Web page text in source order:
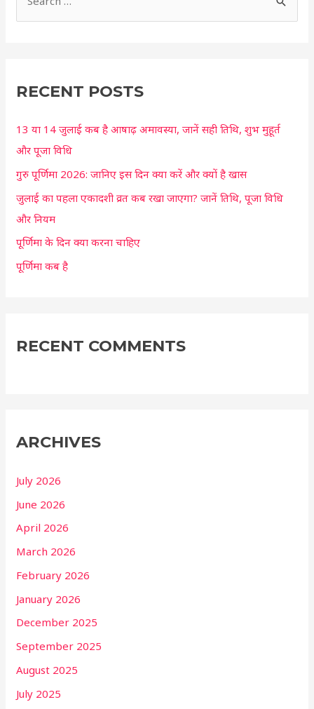
e
c
f
o
r
:
RECENT POSTS
13 या 14 जुलाई कब है आषाढ़ अमावस्या, जानें सही तिथि, शुभ मुहूर्त
और पूजा विधि
गुरु पूर्णिमा 2026: जानिए इस दिन क्या करें और क्यों है खास
जुलाई का पहला एकादशी व्रत कब रखा जाएगा? जानें तिथि, पूजा विधि
और नियम
पूर्णिमा के दिन क्या करना चाहिए
पूर्णिमा कब है
RECENT COMMENTS
ARCHIVES
July 2026
June 2026
April 2026
March 2026
February 2026
January 2026
December 2025
September 2025
August 2025
July 2025